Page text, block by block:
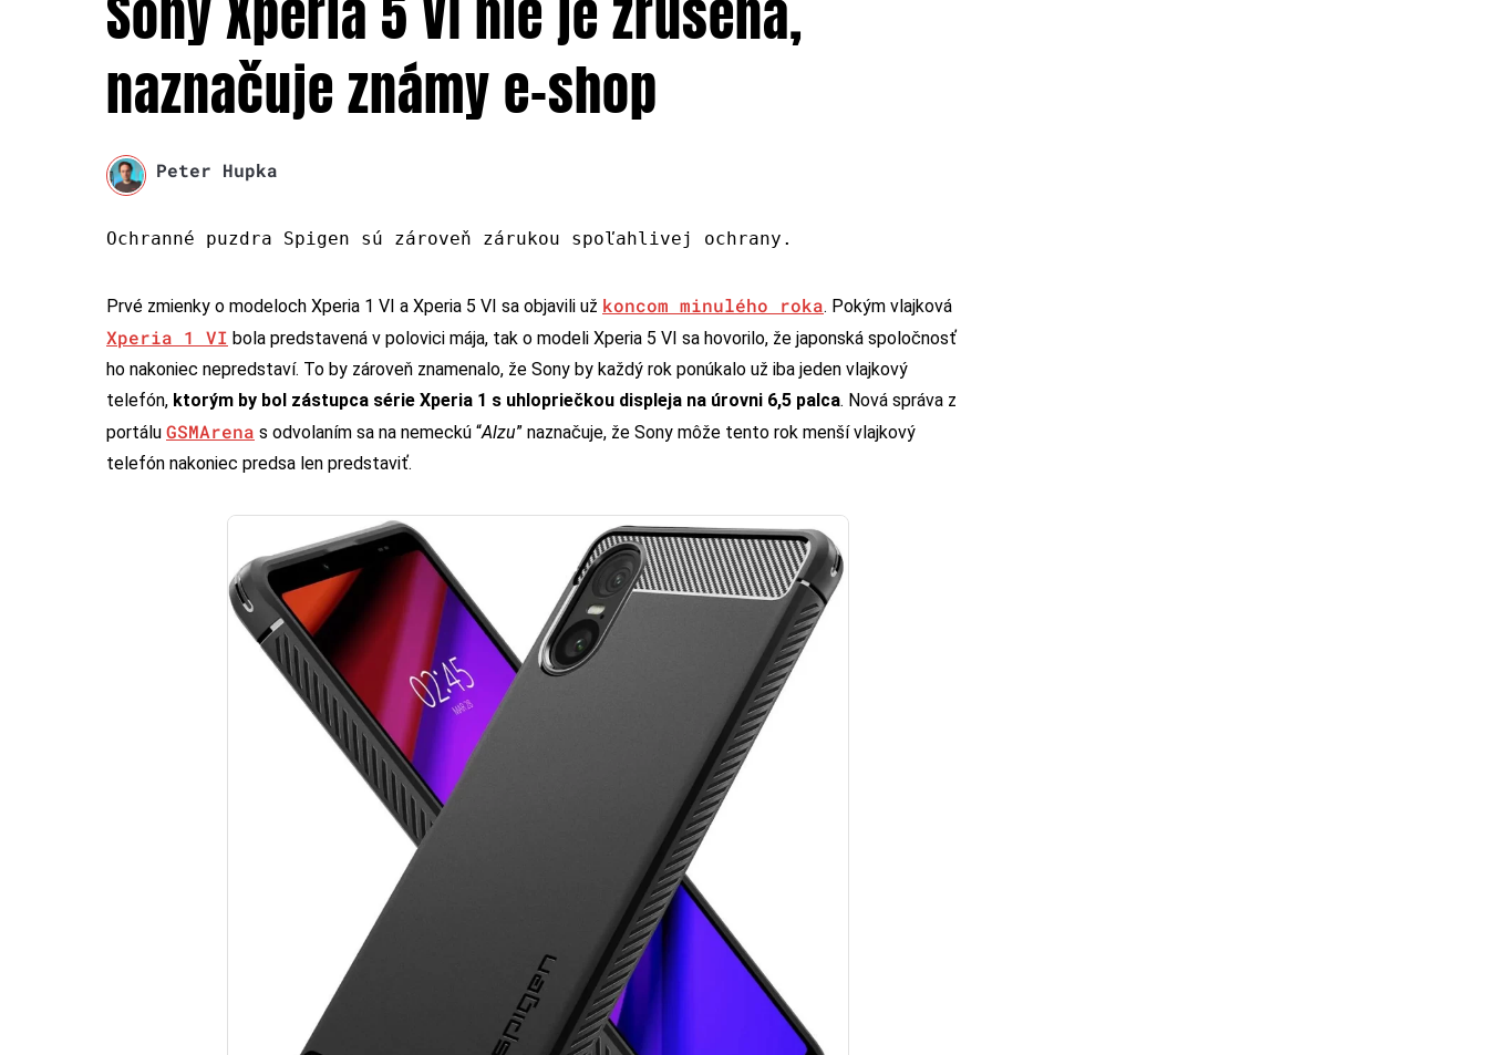
Sony Xperia 5 VI nie je zrušená,
naznačuje známy e-shop
Peter Hupka
Ochranné puzdra Spigen sú zároveň zárukou spoľahlivej ochrany.
Prvé zmienky o modeloch Xperia 1 VI a Xperia 5 VI sa objavili už koncom minulého roka. Pokým vlajková
Xperia 1 VI bola predstavená v polovici mája, tak o modeli Xperia 5 VI sa hovorilo, že japonská spoločnosť
ho nakoniec nepredstaví. To by zároveň znamenalo, že Sony by každý rok ponúkalo už iba jeden vlajkový
telefón, ktorým by bol zástupca série Xperia 1 s uhlopriečkou displeja na úrovni 6,5 palca. Nová správa z
portálu GSMArena s odvolaním sa na nemeckú “Alzu” naznačuje, že Sony môže tento rok menší vlajkový
telefón nakoniec predsa len predstaviť.